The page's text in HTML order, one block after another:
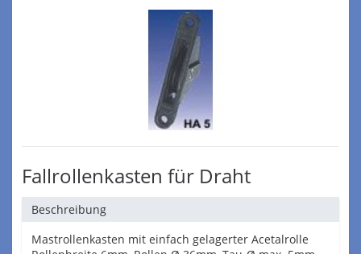
Fallrollenkasten für Draht
Beschreibung
Mastrollenkasten mit einfach gelagerter Acetalrolle